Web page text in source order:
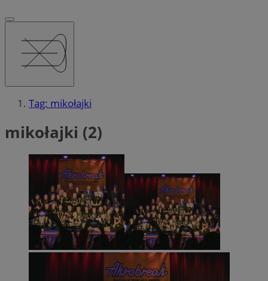
Tag: mikołajki
mikołajki (2)